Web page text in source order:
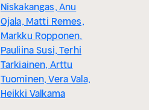
Niskakangas, Anu
Ojala, Matti Remes,
Markku Ropponen,
Pauliina Susi, Terhi
Tarkiainen, Arttu
Tuominen, Vera Vala,
Heikki Valkama